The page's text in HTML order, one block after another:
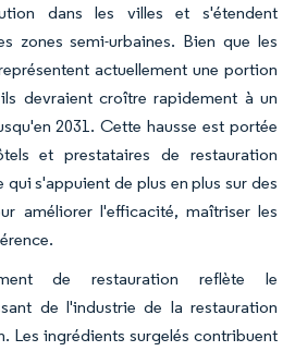
dans les villes et s'étendent
zones semi-urbaines. Bien que les
actuellement une portion
devraient croître rapidement à un
2031. Cette hausse est portée
et prestataires de restauration
s'appuient de plus en plus sur des
améliorer l'efficacité, maîtriser les
de restauration reflète le
de l'industrie de la restauration
Les ingrédients surgelés contribuent